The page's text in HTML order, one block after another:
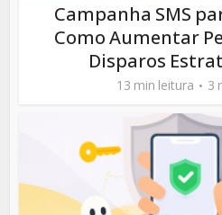
Campanha SMS
Como Aumentar
Disparos
13 min leitura 3